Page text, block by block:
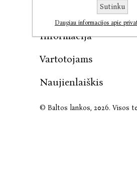
Informacija
Vartotojams
Naujienlaiškis
© Baltos lankos, 2026. Visos
Sutinku
Daugiau informacijos apie